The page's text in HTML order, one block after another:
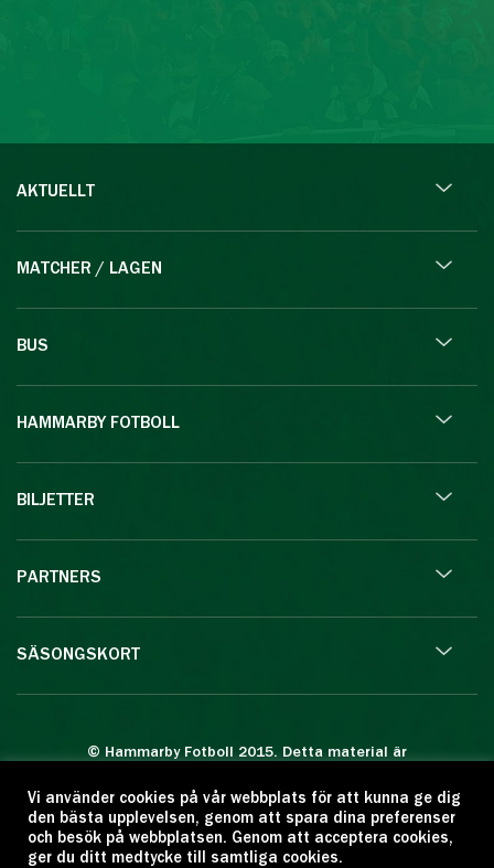
AKTUELLT
MATCHER / LAGEN
BUS
HAMMARBY FOTBOLL
BILJETTER
PARTNERS
SÄSONGSKORT
© Hammarby Fotboll 2015. Detta material är
Eftertryck eller annan kopiering är förbjuden.
Citera oss gärna men ange källan:
www.hammarbyfotboll.se. Ansvarig utgivare:
Vi använder cookies på vår webbplats för att kunna ge dig
den bästa upplevelsen, genom att spara dina preferenser
och besök på webbplatsen. Genom att acceptera cookies,
ger du ditt medtycke till samtliga cookies.